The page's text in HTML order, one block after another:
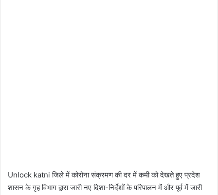
Unlock katni जिले में कोरोना संक्रमण की दर में कमी को देखते हुए प्रदेश
शासन के गृह विभाग द्वारा जारी नए दिशा-निर्देशों के परिपालन में और पूर्व में जारी